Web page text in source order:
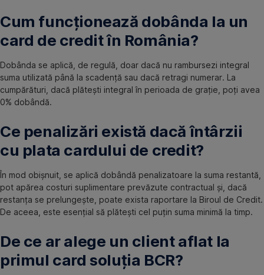
Cum funcționează dobânda la un
card de credit în România?
Dobânda se aplică, de regulă, doar dacă nu rambursezi integral
suma utilizată până la scadență sau dacă retragi numerar. La
cumpărături, dacă plătești integral în perioada de grație, poți avea
0% dobândă.
Ce penalizări există dacă întârzii
cu plata cardului de credit?
În mod obișnuit, se aplică dobândă penalizatoare la suma restantă,
pot apărea costuri suplimentare prevăzute contractual și, dacă
restanța se prelungește, poate exista raportare la Biroul de Credit.
De aceea, este esențial să plătești cel puțin suma minimă la timp.
De ce ar alege un client aflat la
primul card soluția BCR?